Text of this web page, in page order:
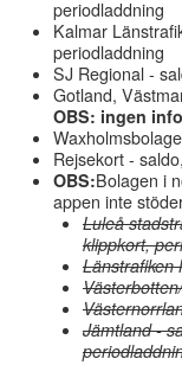
periodladdning
Kalmar
periodladdning
SJ Regional -
Gotland,
OBS: ingen
Rejsekort -
OBS:Bolagen i
appen inte
Luleå
klippkort,
Länstrafiken
Jämtland -